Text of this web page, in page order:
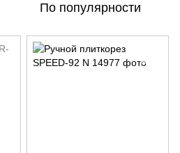
По популярности